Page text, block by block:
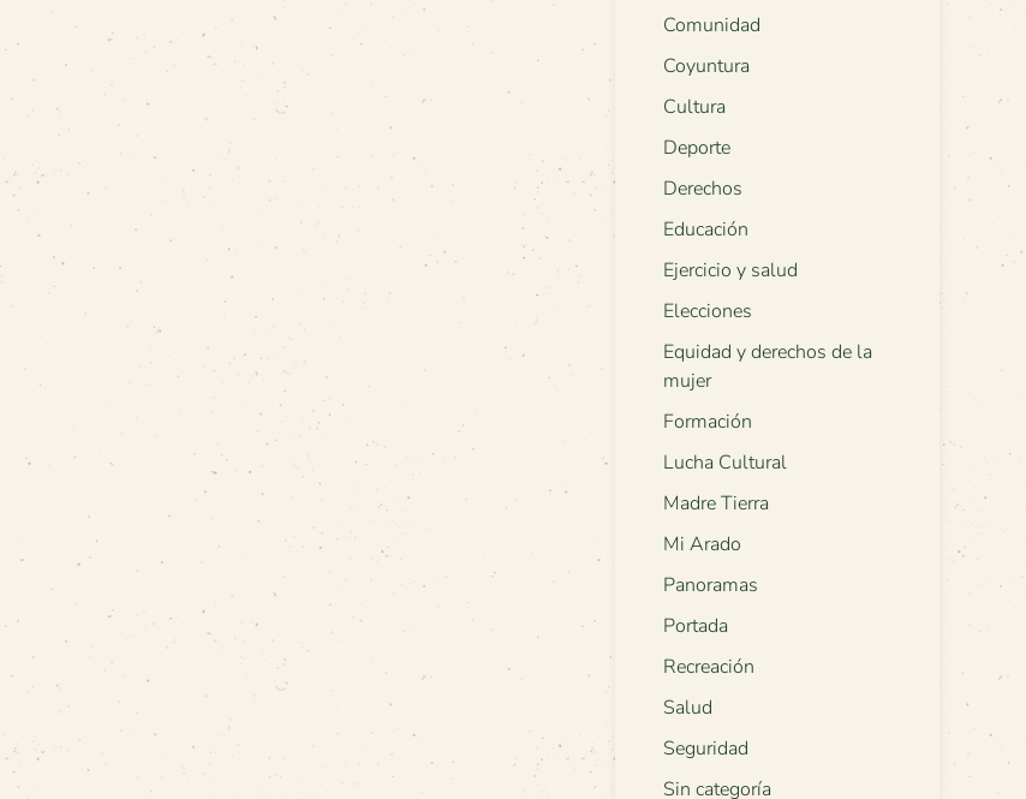
Comunidad
Coyuntura
Cultura
Deporte
Derechos
Educación
Ejercicio y salud
Elecciones
Equidad y derechos de la
mujer
Formación
Lucha Cultural
Madre Tierra
Mi Arado
Panoramas
Portada
Recreación
Salud
Seguridad
Sin categoría